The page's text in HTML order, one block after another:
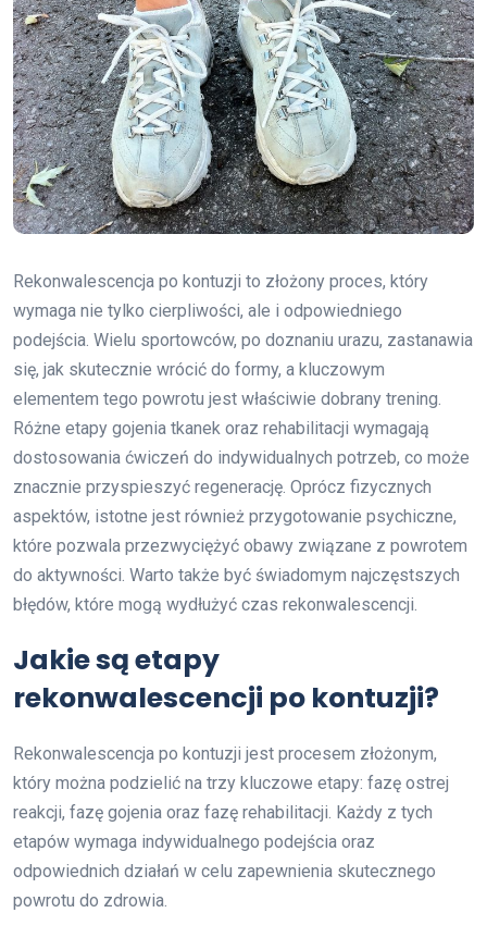
Rekonwalescencja po kontuzji to złożony proces, który
wymaga nie tylko cierpliwości, ale i odpowiedniego
podejścia. Wielu sportowców, po doznaniu urazu, zastanawia
się, jak skutecznie wrócić do formy, a kluczowym
elementem tego powrotu jest właściwie dobrany trening.
Różne etapy gojenia tkanek oraz rehabilitacji wymagają
dostosowania ćwiczeń do indywidualnych potrzeb, co może
znacznie przyspieszyć regenerację. Oprócz fizycznych
aspektów, istotne jest również przygotowanie psychiczne,
które pozwala przezwyciężyć obawy związane z powrotem
do aktywności. Warto także być świadomym najczęstszych
błędów, które mogą wydłużyć czas rekonwalescencji.
Jakie są etapy
rekonwalescencji po kontuzji?
Rekonwalescencja po kontuzji jest procesem złożonym,
który można podzielić na trzy kluczowe etapy: fazę ostrej
reakcji, fazę gojenia oraz fazę rehabilitacji. Każdy z tych
etapów wymaga indywidualnego podejścia oraz
odpowiednich działań w celu zapewnienia skutecznego
powrotu do zdrowia.